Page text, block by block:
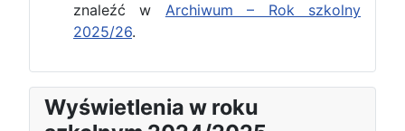
znaleźć w Archiwum – Rok szkolny
2025/26.
Wyświetlenia w roku